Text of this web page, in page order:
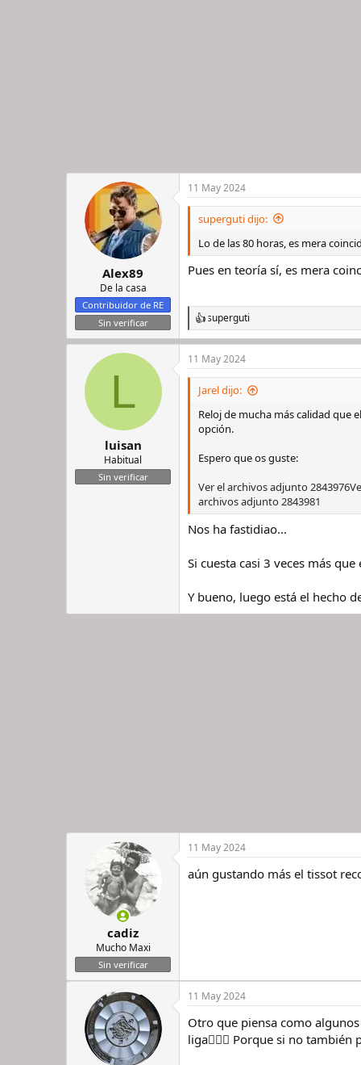
Alex89
De la casa
Contribuidor de RE
Sin verificar
11 May 2024
superguti dijo:
Lo de las 80 horas, es mera
Pues en teoría sí, es mera
R
e
a
c
c
o
e
superguti
L
luisan
Habitual
Sin verificar
11 May 2024
Jarel dijo:
Reloj de mucha más calidad que
opción.
Espero que os guste:
Ver el archivos adjunto 2843976
archivos adjunto 2843981
Nos ha fastidiao...
Si cuesta casi 3 veces más
Y bueno, luego está el hecho
cadiz
Mucho Maxi
Sin verificar
11 May 2024
aún gustando más el tissot
11 May 2024
Otro que piensa como
liga🤷🏻‍♂️ Porque si no también